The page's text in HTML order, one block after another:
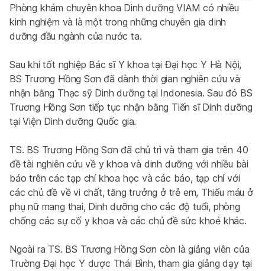
Phòng khám chuyên khoa Dinh dưỡng VIAM có nhiều
kinh nghiệm và là một trong những chuyên gia dinh
dưỡng đầu ngành của nước ta.
Sau khi tốt nghiệp Bác sĩ Y khoa tại Đại học Y Hà Nội,
BS Trương Hồng Sơn đã dành thời gian nghiên cứu và
nhận bằng Thạc sỹ Dinh dưỡng tại Indonesia. Sau đó BS
Trương Hồng Sơn tiếp tục nhận bằng Tiến sĩ Dinh dưỡng
tại Viện Dinh dưỡng Quốc gia.
TS. BS Trương Hồng Sơn đã chủ trì và tham gia trên 40
đề tài nghiên cứu về y khoa và dinh dưỡng với nhiều bài
báo trên các tạp chí khoa học và các báo, tạp chí với
các chủ đề về vi chất, tăng trưởng ở trẻ em, Thiếu máu ở
phụ nữ mang thai, Dinh dưỡng cho các độ tuổi, phòng
chống các sự cố y khoa và các chủ đề sức khoẻ khác.
Ngoài ra TS. BS Trương Hồng Sơn còn là giảng viên của
Trường Đại học Y dược Thái Bình, tham gia giảng dạy tại